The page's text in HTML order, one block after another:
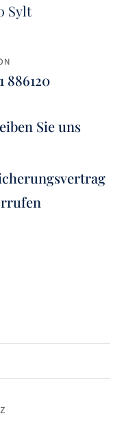
Sylt
886120
Sie uns